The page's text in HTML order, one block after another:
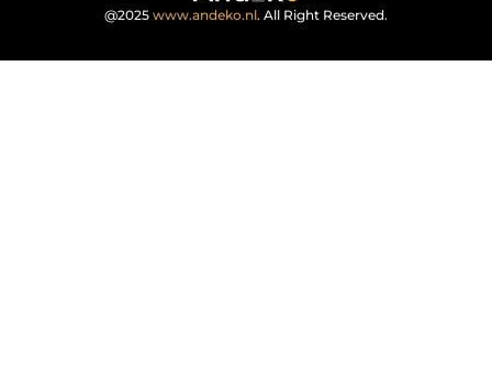
@2025 www.andeko.nl. All Right Reserved.